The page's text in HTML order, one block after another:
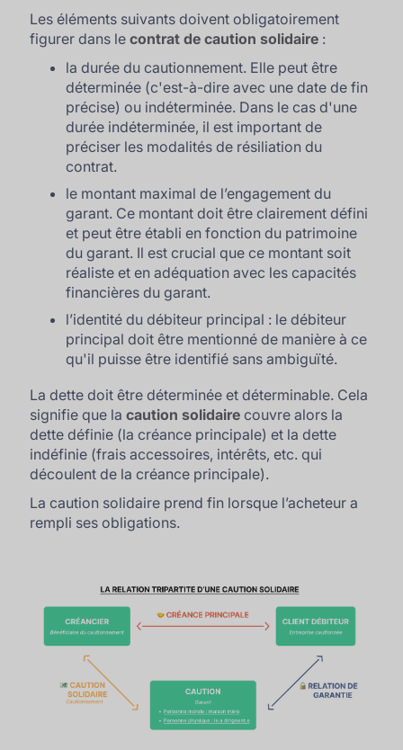
Les éléments suivants doivent obligatoirement
figurer dans lecontrat de caution solidaire :
la durée du cautionnement. Elle peut être
déterminée (c'est-à-dire avec une date de fin
précise) ou indéterminée. Dans le cas d'une
durée indéterminée, il est important de
préciser les modalités de résiliation du
contrat.
le montant maximal de l’engagement du
garant. Ce montant doit être clairement défini
et peut être établi en fonction du patrimoine
du garant. Il est crucial que ce montant soit
réaliste et en adéquation avec les capacités
financières du garant.
l’identité du débiteur principal : le débiteur
principal doit être mentionné de manière à ce
qu'il puisse être identifié sans ambiguïté.
La dette doit être déterminée et déterminable. Cela
signifie que lacaution solidaire couvre alors la
dette définie (la créance principale) et la dette
indéfinie (frais accessoires, intérêts, etc. qui
découlent de la créance principale).
La caution solidaire prend fin lorsque l’acheteur a
rempli ses obligations.